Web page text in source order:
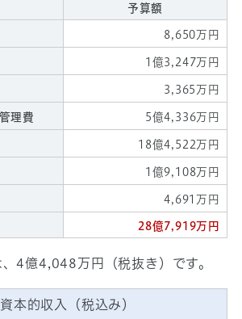
予算額
8,650万円
1億3,247万円
3,365万円
理費 5億4,336万円
18億4,522万円
1億9,108万円
4,691万円
28億7,919万円
4億4,048万円（税抜き）です。
資本的収入（税込み）